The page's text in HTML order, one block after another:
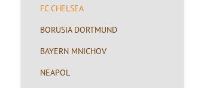
FC CHELSEA
BORUSIA DORTMUND
BAYERN MNICHOV
NEAPOL